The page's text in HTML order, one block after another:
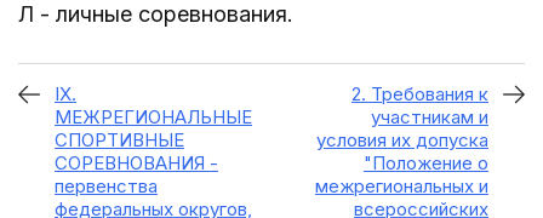
Л - личные соревнования.
IX.
МЕЖРЕГИОНАЛЬНЫЕ
СПОРТИВНЫЕ
СОРЕВНОВАНИЯ -
первенства
федеральных округов,
2. Требования к
участникам и
условия их допуска
"Положение о
межрегиональных и
всероссийских